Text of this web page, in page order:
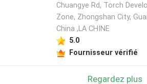
Chuangye Rd, Torch
Zone, Zhongshan City,
China ,LA CHINE
5.0
Fournisseur vérifié
Regardez plus